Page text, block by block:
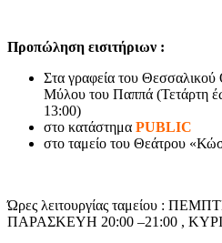
Προπώληση εισιτήριων :
Στα γραφεία του
Μύλου του Παππά (Τετάρτη
13:00)
στο κατάστημα PUBLIC
στο ταμείο του Θεάτρου
Ώρες λειτουργίας ταμείου :
ΠΑΡΑΣΚΕΥΗ 20:00 –21:00 ,